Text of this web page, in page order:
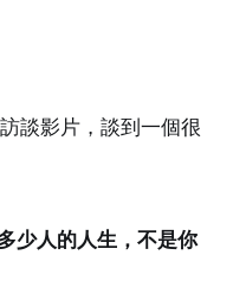
談影片，談到一個很
少人的人生，不是你